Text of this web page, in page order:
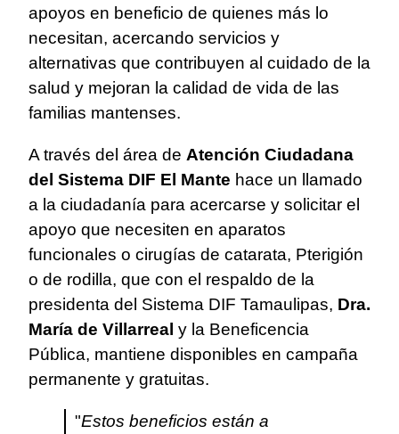
apoyos en beneficio de quienes más lo
necesitan, acercando servicios y
alternativas que contribuyen al cuidado de la
salud y mejoran la calidad de vida de las
familias mantenses.
A través del área de Atención Ciudadana
del Sistema DIF El Mante hace un llamado
a la ciudadanía para acercarse y solicitar el
apoyo que necesiten en aparatos
funcionales o cirugías de catarata, Pterigión
o de rodilla, que con el respaldo de la
presidenta del Sistema DIF Tamaulipas, Dra.
María de Villarreal y la Beneficencia
Pública, mantiene disponibles en campaña
permanente y gratuitas.
"Estos beneficios están a